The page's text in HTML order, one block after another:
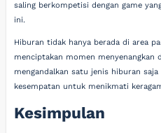
saling berkompetisi dengan game
ini.
Hiburan tidak hanya berada di area
menciptakan momen menyenangkan
mengandalkan satu jenis hiburan
kesempatan untuk menikmati
Kesimpulan